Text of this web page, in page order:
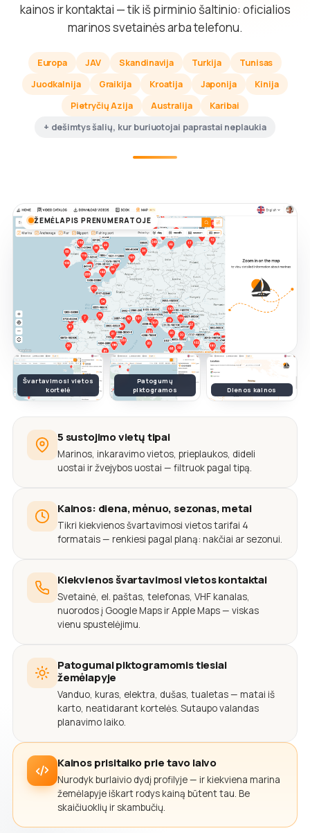
kainos ir kontaktai — tik iš pirminio šaltinio: oficialios
marinos svetainės arba telefonu.
Europa JAV Skandinavija Turkija
Tunisas
Juodkalnija
Graikija Kroatija Japonija
Kinija
Pietryčių Azija
Australija
Karibai
+ dešimtys šalių, kur buriuotojai paprastai neplaukia
ŽEMĖLAPIS PRENUMERATOJE
Švartavimosi vietos
kortelė
Patogumų
piktogramos
Dienos kainos
5 sustojimo vietų tipai
Marinos, inkaravimo vietos, prieplaukos, dideli
uostai ir žvejybos uostai — filtruok pagal tipą.
Kainos: diena, mėnuo, sezonas, metai
Tikri kiekvienos švartavimosi vietos tarifai 4
formatais — renkiesi pagal planą: nakčiai ar sezonui.
Kiekvienos švartavimosi vietos kontaktai
Svetainė, el. paštas, telefonas, VHF kanalas,
nuorodos į Google Maps ir Apple Maps — viskas
vienu spustelėjimu.
Patogumai piktogramomis tiesiai
žemėlapyje
Vanduo, kuras, elektra, dušas, tualetas — matai iš
karto, neatidarant kortelės. Sutaupo valandas
planavimo laiko.
Kainos prisitaiko prie tavo laivo
Nurodyk burlaivio dydį profilyje — ir kiekviena marina
žemėlapyje iškart rodys kainą būtent tau. Be
skaičiuoklių ir skambučių.